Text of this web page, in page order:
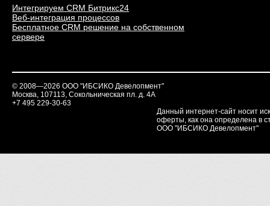
Интегрируем CRM Битрикс24
Веб-интеграция процессов
Бесплатное CRM решение на собственном
сервере
© 2008—2026 ООО "ИБСИКО Девелопмент"
Москва, 107113, Сокольническая пл. д. 4А
+7 495 229-30-63
Данный интернет-сайт носит
оферты, как она определена в
ООО "ИБСИКО Девелопмент"